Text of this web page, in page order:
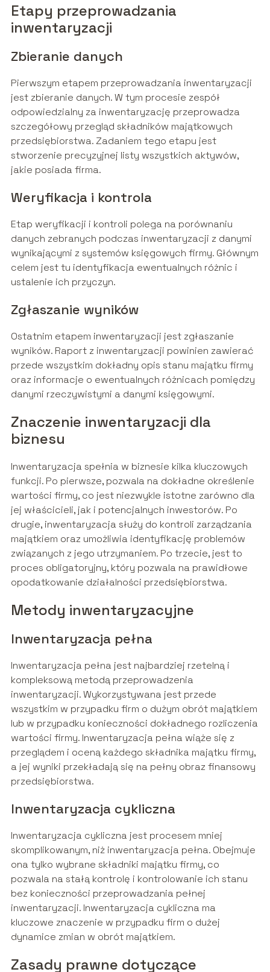
Etapy przeprowadzania
inwentaryzacji
Zbieranie danych
Pierwszym etapem przeprowadzania inwentaryzacji
jest zbieranie danych. W tym procesie zespół
odpowiedzialny za inwentaryzację przeprowadza
szczegółowy przegląd składników majątkowych
przedsiębiorstwa. Zadaniem tego etapu jest
stworzenie precyzyjnej listy wszystkich aktywów,
jakie posiada firma.
Weryfikacja i kontrola
Etap weryfikacji i kontroli polega na porównaniu
danych zebranych podczas inwentaryzacji z danymi
wynikającymi z systemów księgowych firmy. Głównym
celem jest tu identyfikacja ewentualnych różnic i
ustalenie ich przyczyn.
Zgłaszanie wyników
Ostatnim etapem inwentaryzacji jest zgłaszanie
wyników. Raport z inwentaryzacji powinien zawierać
przede wszystkim dokładny opis stanu majątku firmy
oraz informacje o ewentualnych różnicach pomiędzy
danymi rzeczywistymi a danymi księgowymi.
Znaczenie inwentaryzacji dla
biznesu
Inwentaryzacja spełnia w biznesie kilka kluczowych
funkcji. Po pierwsze, pozwala na dokładne określenie
wartości firmy, co jest niezwykle istotne zarówno dla
jej właścicieli, jak i potencjalnych inwestorów. Po
drugie, inwentaryzacja służy do kontroli zarządzania
majątkiem oraz umożliwia identyfikację problemów
związanych z jego utrzymaniem. Po trzecie, jest to
proces obligatoryjny, który pozwala na prawidłowe
opodatkowanie działalności przedsiębiorstwa.
Metody inwentaryzacyjne
Inwentaryzacja pełna
Inwentaryzacja pełna jest najbardziej rzetelną i
kompleksową metodą przeprowadzenia
inwentaryzacji. Wykorzystywana jest przede
wszystkim w przypadku firm o dużym obrót majątkiem
lub w przypadku konieczności dokładnego rozliczenia
wartości firmy. Inwentaryzacja pełna wiąże się z
przeglądem i oceną każdego składnika majątku firmy,
a jej wyniki przekładają się na pełny obraz finansowy
przedsiębiorstwa.
Inwentaryzacja cykliczna
Inwentaryzacja cykliczna jest procesem mniej
skomplikowanym, niż inwentaryzacja pełna. Obejmuje
ona tylko wybrane składniki majątku firmy, co
pozwala na stałą kontrolę i kontrolowanie ich stanu
bez konieczności przeprowadzania pełnej
inwentaryzacji. Inwentaryzacja cykliczna ma
kluczowe znaczenie w przypadku firm o dużej
dynamice zmian w obrót majątkiem.
Zasady prawne dotyczące